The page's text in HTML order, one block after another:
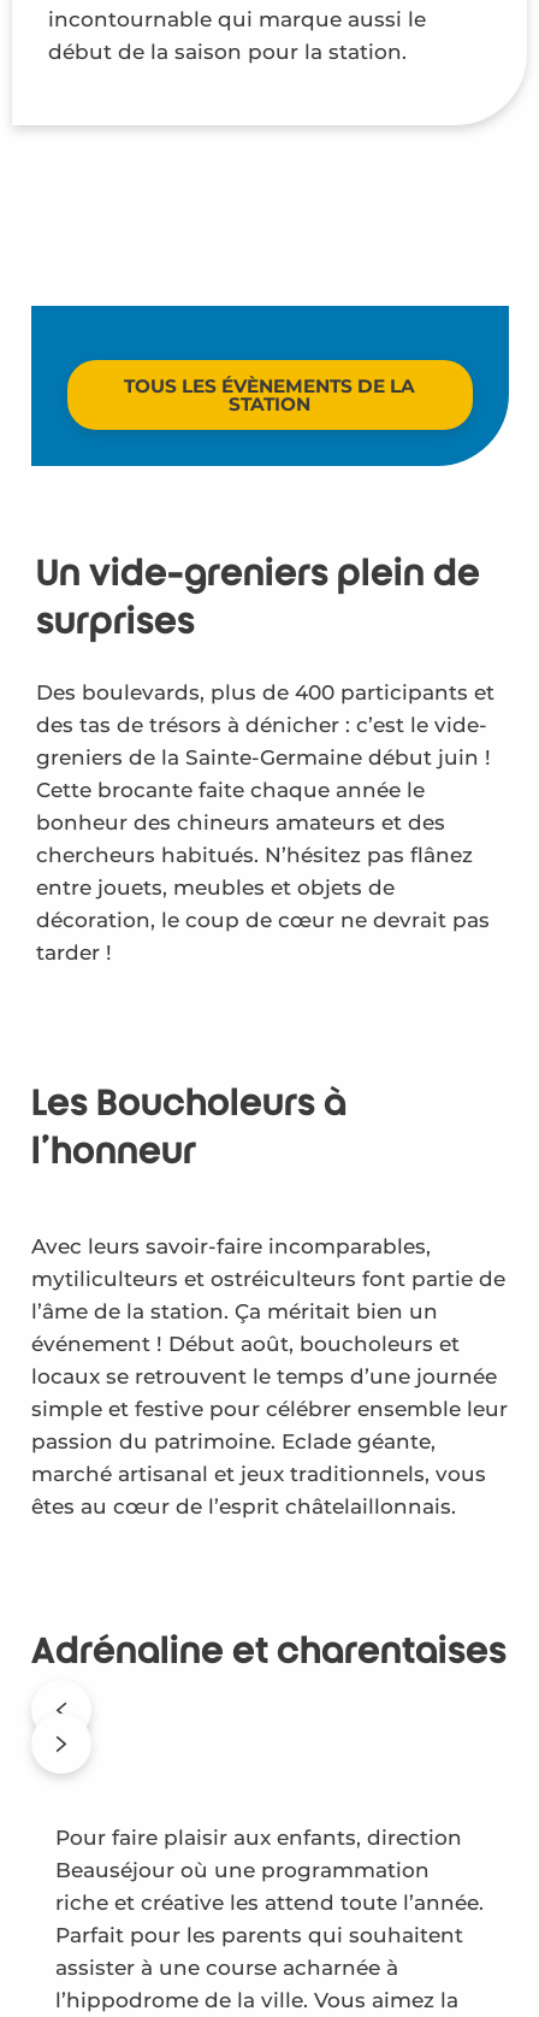
incontournable qui marque aussi le
début de la saison pour la station.
TOUS LES ÉVÈNEMENTS DE LA
STATION
Un vide-greniers plein de
surprises
Des boulevards, plus de 400 participants et
des tas de trésors à dénicher : c’est le vide-
greniers de la Sainte-Germaine début juin !
Cette brocante faite chaque année le
bonheur des chineurs amateurs et des
chercheurs habitués. N’hésitez pas flânez
entre jouets, meubles et objets de
décoration, le coup de cœur ne devrait pas
tarder !
Les Boucholeurs à
l’honneur
Avec leurs savoir-faire incomparables,
mytiliculteurs et ostréiculteurs font partie de
l’âme de la station. Ça méritait bien un
événement ! Début août, boucholeurs et
locaux se retrouvent le temps d’une journée
simple et festive pour célébrer ensemble leur
passion du patrimoine. Eclade géante,
marché artisanal et jeux traditionnels, vous
êtes au cœur de l’esprit châtelaillonnais.
Adrénaline et charentaises
Pour faire plaisir aux enfants, direction
Beauséjour où une programmation
riche et créative les attend toute l’année.
Parfait pour les parents qui souhaitent
assister à une course acharnée à
l’hippodrome de la ville. Vous aimez la